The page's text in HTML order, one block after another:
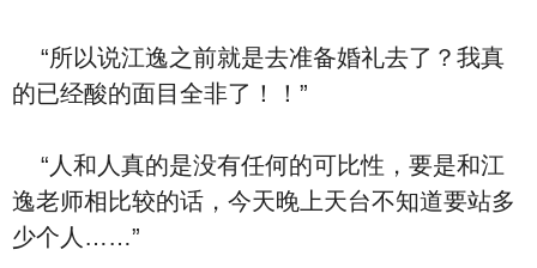
“所以说江逸之前就是去准备婚礼去了？我真
的已经酸的面目全非了！！”
“人和人真的是没有任何的可比性，要是和江
逸老师相比较的话，今天晚上天台不知道要站多
少个人……”